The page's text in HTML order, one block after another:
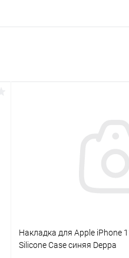
Накладка для Apple iPhone
Silicone Case синяя Deppa